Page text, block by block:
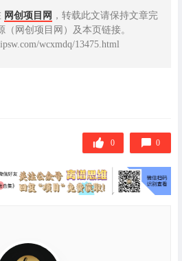
网创项目网 ，转载此文请保持文章完
网创项目网）及本页链接。
wcxmdq/13475.html
0 0